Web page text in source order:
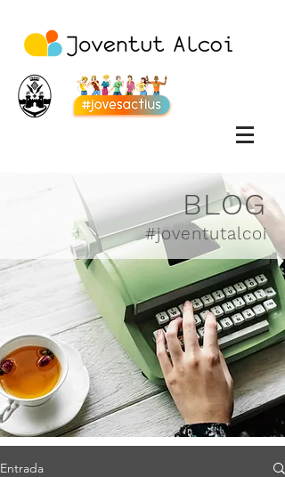
BLOG
#joventutalcoi
Entrada